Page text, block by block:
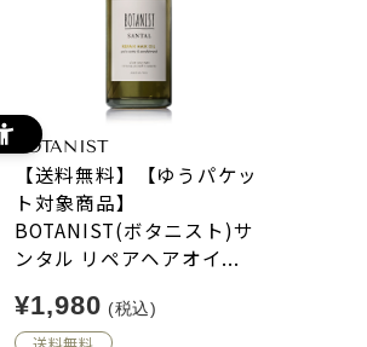
BOTANIST
【送料無料】【ゆうパケッ
ト対象商品】
BOTANIST(ボタニスト)サ
ンタル リペアヘアオイ...
¥1,980 (税込)
送料無料